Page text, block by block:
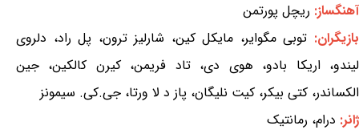
آهنگساز: ریچل پورتمن
بازیگران: توبی مگوایر، مایکل کین، شارلیز ترون، پل راد، دلروی
لیندو، اریکا بادو، هوی دی، تاد فریمن، کیرن کالکین، جین
الکساندر، کتی بیکر، کیت نلیگان، پاز د لا ورتا، جی.کی. سیمونز
ژانر: درام، رمانتیک